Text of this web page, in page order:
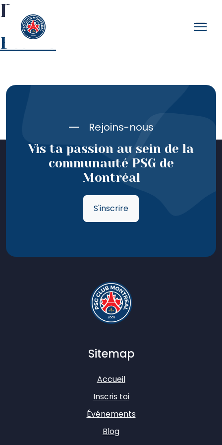
Bonnet
Beanie
Rejoins-nous
Vis ta passion au sein de la
communauté PSG de
Montréal
S'inscrire
Sitemap
Accueil
Inscris toi
Événements
Blog